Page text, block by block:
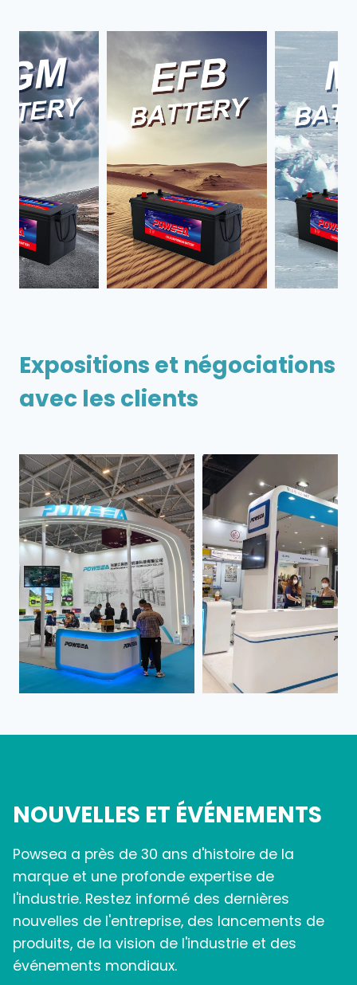
Expositions et négociations
avec les clients
NOUVELLES ET ÉVÉNEMENTS
Powsea a près de 30 ans d'histoire de la
marque et une profonde expertise de
l'industrie. Restez informé des dernières
nouvelles de l'entreprise, des lancements de
produits, de la vision de l'industrie et des
événements mondiaux.